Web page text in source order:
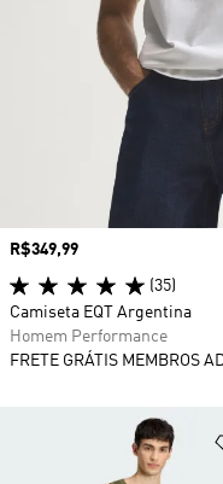
Preço
R$349,99
(35)
Camiseta EQT Argentina
Homem Performance
FRETE GRÁTIS MEMBROS